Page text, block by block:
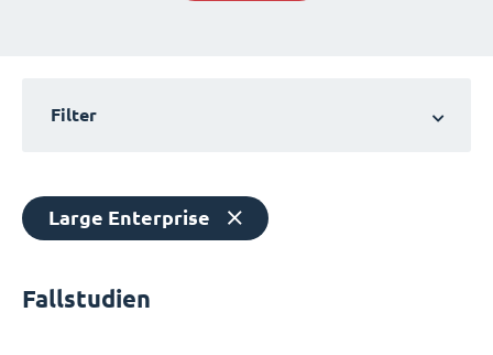
Filter
Large Enterprise
Fallstudien